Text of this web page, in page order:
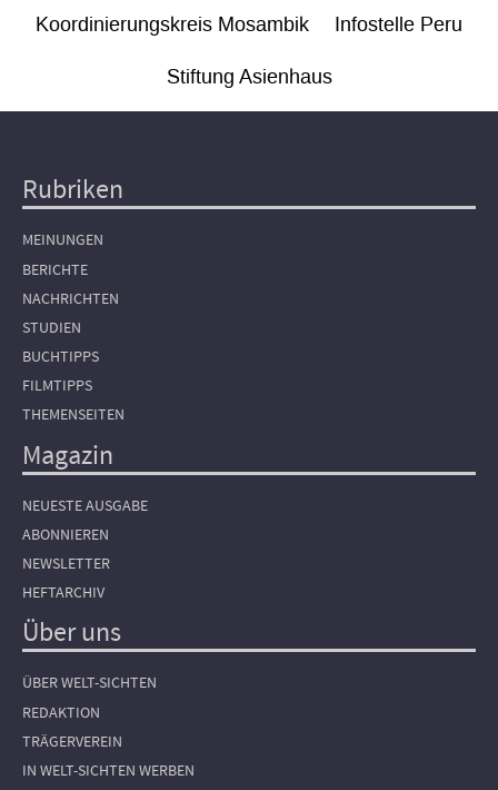
Koordinierungskreis Mosambik Infostelle Peru
Stiftung Asienhaus
Hauptnavigation
Rubriken
MEINUNGEN
BERICHTE
NACHRICHTEN
STUDIEN
BUCHTIPPS
FILMTIPPS
THEMENSEITEN
Magazin
NEUESTE AUSGABE
ABONNIEREN
NEWSLETTER
HEFTARCHIV
Über uns
ÜBER WELT-SICHTEN
REDAKTION
TRÄGERVEREIN
IN WELT-SICHTEN WERBEN